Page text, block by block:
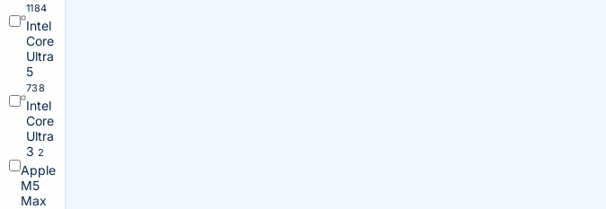
1184
Intel
Core
Ultra
5
738
Intel
Core
Ultra
3 2
Apple
M5
Max